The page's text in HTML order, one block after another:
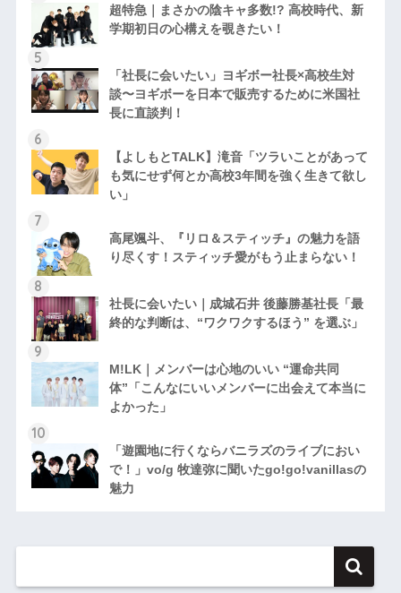
超特急｜まさかの陰キャ多数!? 高校時代、新
学期初日の心構えを覗きたい！
「社長に会いたい」ヨギボー社長×高校生対
談〜ヨギボーを日本で販売するために米国社
長に直談判！
【よしもとTALK】滝音「ツラいことがあって
も気にせず何とか高校3年間を強く生きて欲し
い」
高尾颯斗、『リロ＆スティッチ』の魅力を語
り尽くす！スティッチ愛がもう止まらない！
社長に会いたい｜成城石井 後藤勝基社長「最
終的な判断は、“ワクワクするほう” を選ぶ」
M!LK｜メンバーは心地のいい “運命共同
体”「こんなにいいメンバーに出会えて本当に
よかった」
「遊園地に行くならバニラズのライブにおい
で！」vo/g 牧達弥に聞いたgo!go!vanillasの
魅力